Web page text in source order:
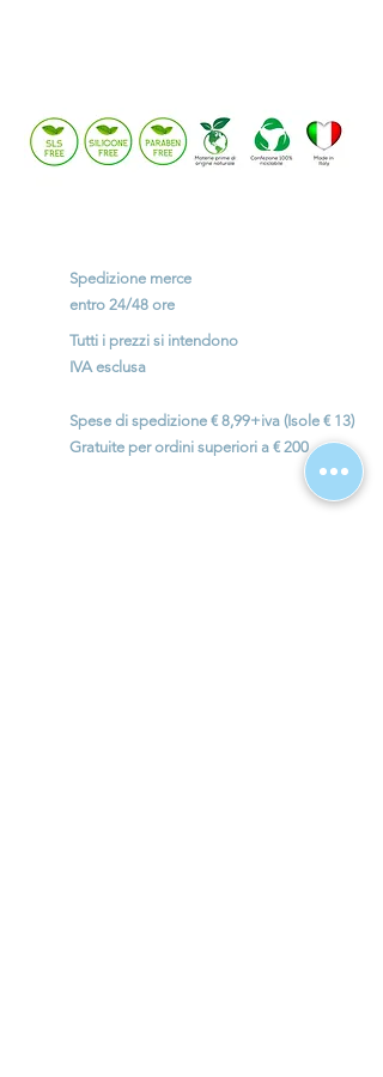
Spedizione merce
entro 24/48 ore
Tutti i prezzi si intendono
IVA esclusa
Spese di spedizione € 8,99+iva (Isole € 13)
Gratuite per ordini superiori a € 200